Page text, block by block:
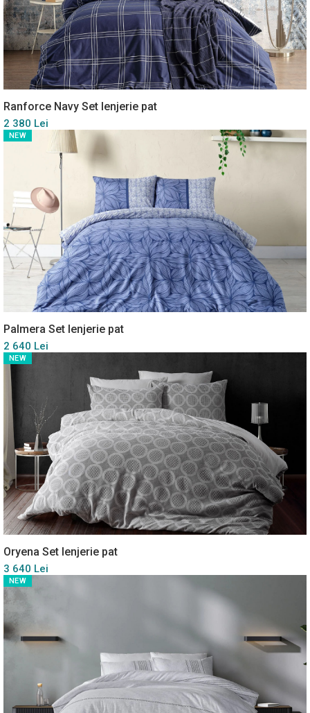
Ranforce Navy Set lenjerie pat
2 380 Lei
NEW
Palmera Set lenjerie pat
2 640 Lei
NEW
Oryena Set lenjerie pat
3 640 Lei
NEW